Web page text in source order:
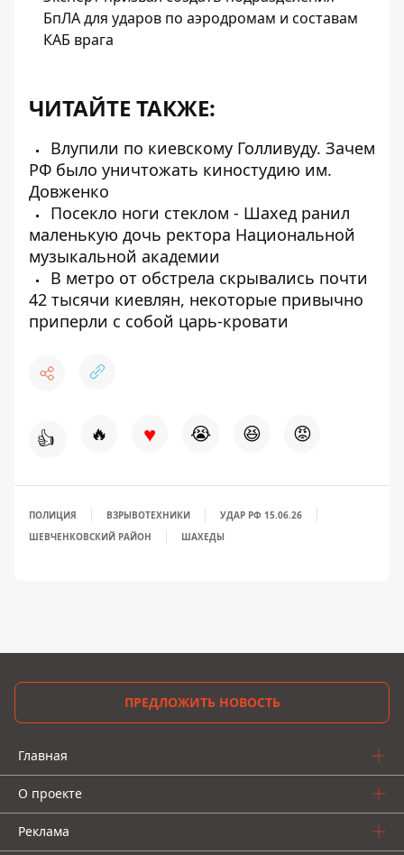
БпЛА для ударов по аэродромам и составам
КАБ врага
ЧИТАЙТЕ ТАКЖЕ:
Влупили по киевскому Голливуду. Зачем
РФ было уничтожать киностудию им.
Довженко
Посекло ноги стеклом - Шахед ранил
маленькую дочь ректора Национальной
музыкальной академии
В метро от обстрела скрывались почти
42 тысячи киевлян, некоторые привычно
приперли с собой царь-кровати
👍 🔥 ♥ 😭 😆 😡
ПОЛИЦИЯ ВЗРЫВОТЕХНИКИ
УДАР РФ 15.06.26
ШЕВЧЕНКОВСКИЙ РАЙОН
ШАХЕДЫ
ПРЕДЛОЖИТЬ НОВОСТЬ
Главная
О проекте
Реклама